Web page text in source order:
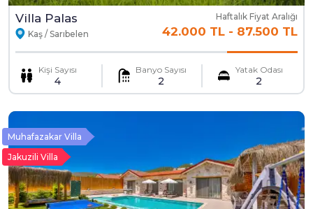
Villa Palas
Kaş / Sarıbelen
Haftalık Fiyat Aralığı
42.000 TL - 87.500 TL
Kişi Sayısı
4
Banyo Sayısı
2
Yatak Odası
2
Muhafazakar Villa
Jakuzili Villa